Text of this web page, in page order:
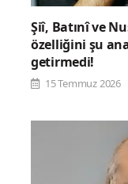
Şiî, Batınî ve
özelliğini şu
getirmedi!
15 Temmuz 2026